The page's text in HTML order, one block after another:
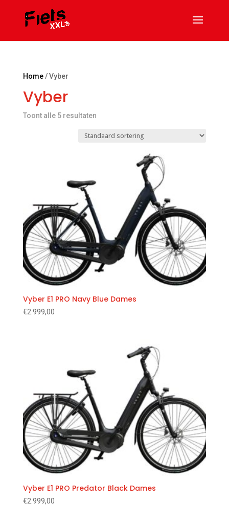
Home/ Vyber
Vyber
Toont alle 5 resultaten
Vyber E1 PRO Navy Blue Dames
€2.999,00
Vyber E1 PRO Predator Black Dames
€2.999,00